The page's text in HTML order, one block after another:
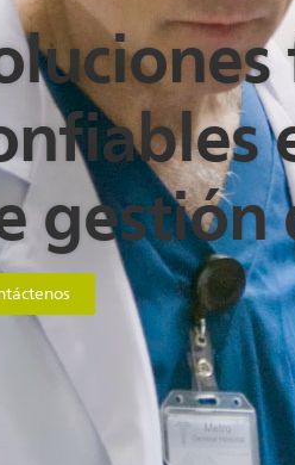
gestión